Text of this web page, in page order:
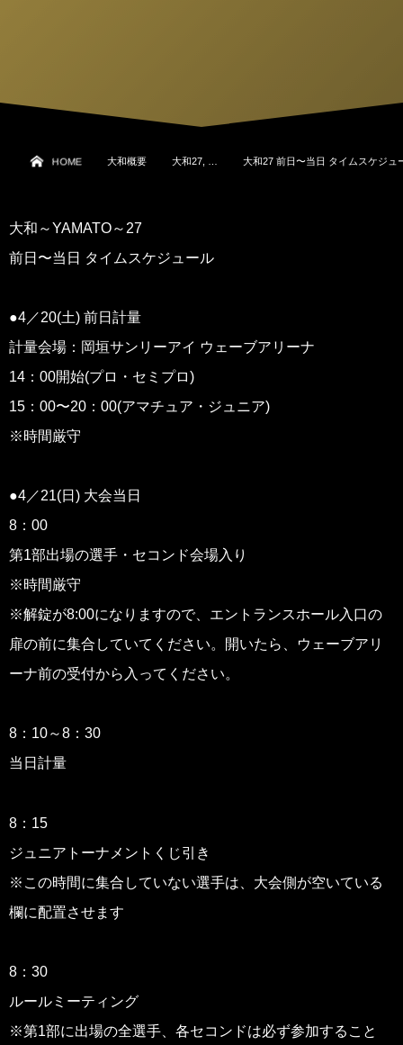
HOME 大和概要 大和27, … 大和27 前日〜当日 タイムスケジュ
大和～YAMATO～27
前日〜当日 タイムスケジュール
●4／20(土) 前日計量
計量会場：岡垣サンリーアイ ウェーブアリーナ
14：00開始(プロ・セミプロ)
15：00〜20：00(アマチュア・ジュニア)
※時間厳守
●4／21(日) 大会当日
8：00
第1部出場の選手・セコンド会場入り
※時間厳守
※解錠が8:00になりますので、エントランスホール入口の
扉の前に集合していてください。開いたら、ウェーブアリ
ーナ前の受付から入ってください。
8：10～8：30
当日計量
8：15
ジュニアトーナメントくじ引き
※この時間に集合していない選手は、大会側が空いている
欄に配置させます
8：30
ルールミーティング
※第1部に出場の全選手、各セコンドは必ず参加すること